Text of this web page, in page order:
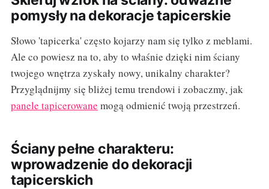
pomysły na dekoracje tapicerskie
Słowo 'tapicerka' często kojarzy nam się tylko z meblami.
Ale co powiesz na to, aby to właśnie dzięki nim ściany
twojego wnętrza zyskały nowy, unikalny charakter?
Przyglądnijmy się bliżej temu trendowi i zobaczmy, jak
panele tapicerowane mogą odmienić twoją przestrzeń.
Ściany pełne charakteru:
wprowadzenie do dekoracji
tapicerskich